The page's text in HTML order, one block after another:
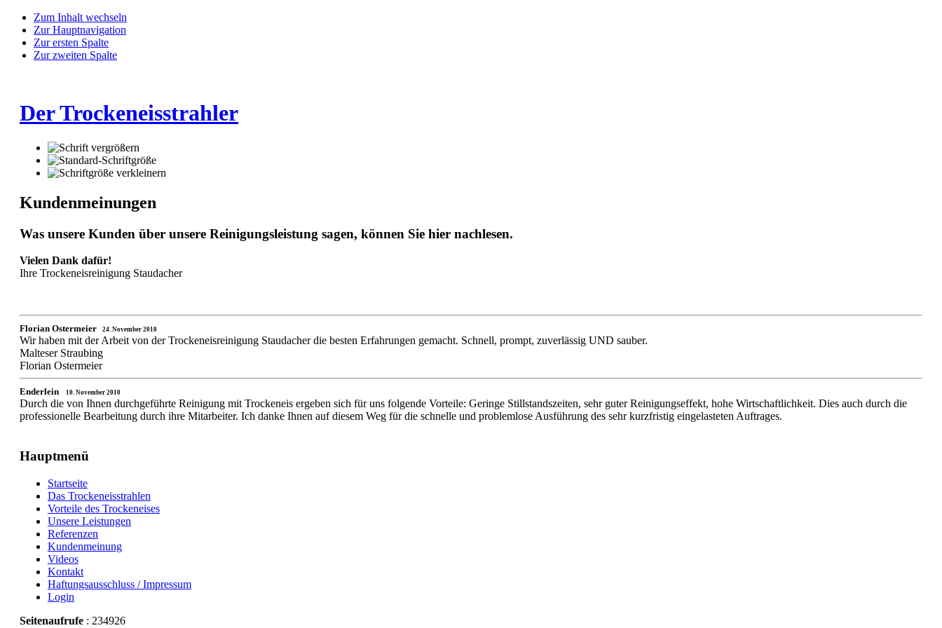
Zum Inhalt wechseln
Zur Hauptnavigation
Zur ersten Spalte
Zur zweiten Spalte
Der Trockeneisstrahler
Kundenmeinungen
Was unsere Kunden über unsere Reinigungsleistung sagen, können Sie hier nachlesen.
Vielen Dank dafür!
Ihre Trockeneisreinigung Staudacher
Florian Ostermeier 24. November 2010
Wir haben mit der Arbeit von der Trockeneisreinigung Staudacher die besten Erfahrungen gemacht. Schnell, prompt, zuverlässig UND sauber.
Malteser Straubing
Florian Ostermeier
Enderlein 10. November 2010
Durch die von Ihnen durchgeführte Reinigung mit Trockeneis ergeben sich für uns folgende Vorteile: Geringe Stillstandszeiten, sehr guter Reinigungseffekt, hohe Wirtschaftlichkeit. Dies auch durch die
professionelle Bearbeitung durch ihre Mitarbeiter. Ich danke Ihnen auf diesem Weg für die schnelle und problemlose Ausführung des sehr kurzfristig eingelasteten Auftrages.
Hauptmenü
Startseite
Das Trockeneisstrahlen
Vorteile des Trockeneises
Unsere Leistungen
Referenzen
Kundenmeinung
Videos
Kontakt
Haftungsausschluss / Impressum
Login
Seitenaufrufe: 234926